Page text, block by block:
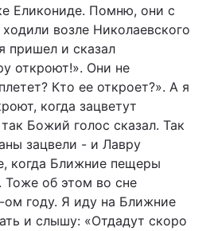
Еликониде. Помню, они с
возле Николаевского
пришел и сказал
откроют!». Они не
Кто ее откроет?». А я
когда зацветут
Божий голос сказал. Так
зацвели - и Лавру
когда Ближние пещеры
об этом во сне
ом году. Я иду на Ближние
и слышу: «Отдадут скоро